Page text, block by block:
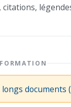
longs